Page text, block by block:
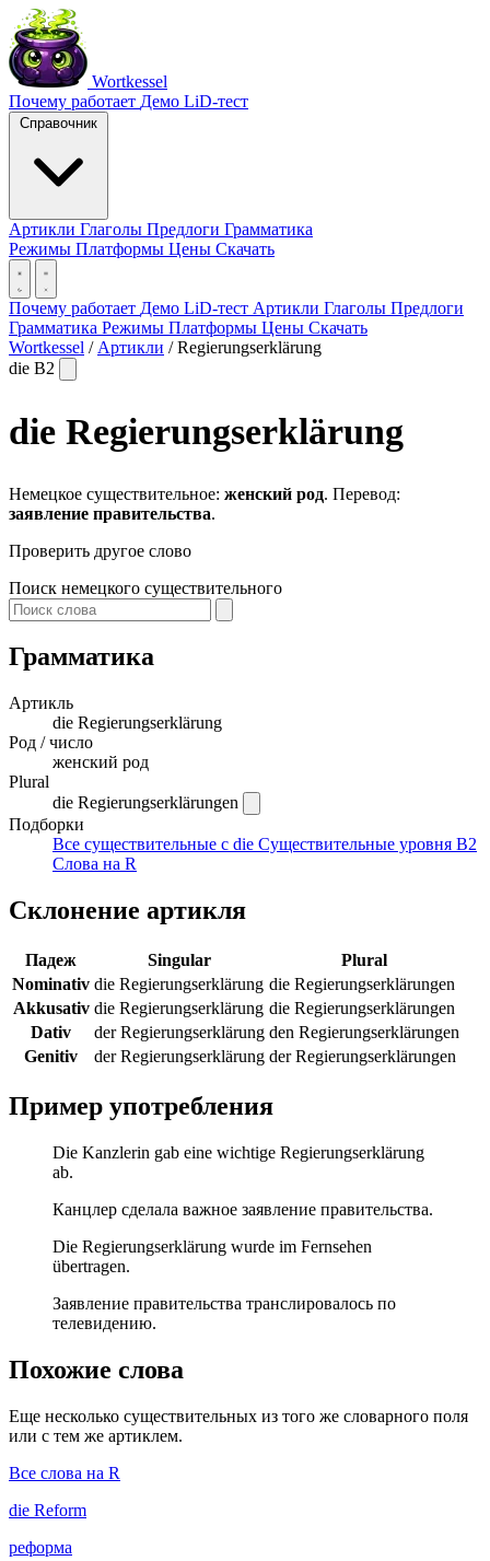
Wortkessel
Почему работает Демо LiD-тест
Справочник
Артикли Глаголы Предлоги Грамматика
Режимы Платформы Цены Скачать
Почему работает Демо LiD-тест Артикли Глаголы Предлоги
Грамматика Режимы Платформы Цены Скачать
Wortkessel / Артикли / Regierungserklärung
die B2
die Regierungserklärung
Немецкое существительное: женский род. Перевод:
заявление правительства.
Проверить другое слово
Поиск немецкого существительного
Грамматика
Артикль
die Regierungserklärung
Род / число
женский род
Plural
die Regierungserklärungen
Подборки
Все существительные с die Существительные уровня B2
Слова на R
Склонение артикля
Падеж Singular
Plural
Nominativ die Regierungserklärung die Regierungserklärungen
Akkusativ die Regierungserklärung die Regierungserklärungen
Dativ
der Regierungserklärung den Regierungserklärungen
Genitiv
der Regierungserklärung der Regierungserklärungen
Пример употребления
Die Kanzlerin gab eine wichtige Regierungserklärung
ab.
Канцлер сделала важное заявление правительства.
Die Regierungserklärung wurde im Fernsehen
übertragen.
Заявление правительства транслировалось по
телевидению.
Похожие слова
Еще несколько существительных из того же словарного поля
или с тем же артиклем.
Все слова на R
die Reform
реформа